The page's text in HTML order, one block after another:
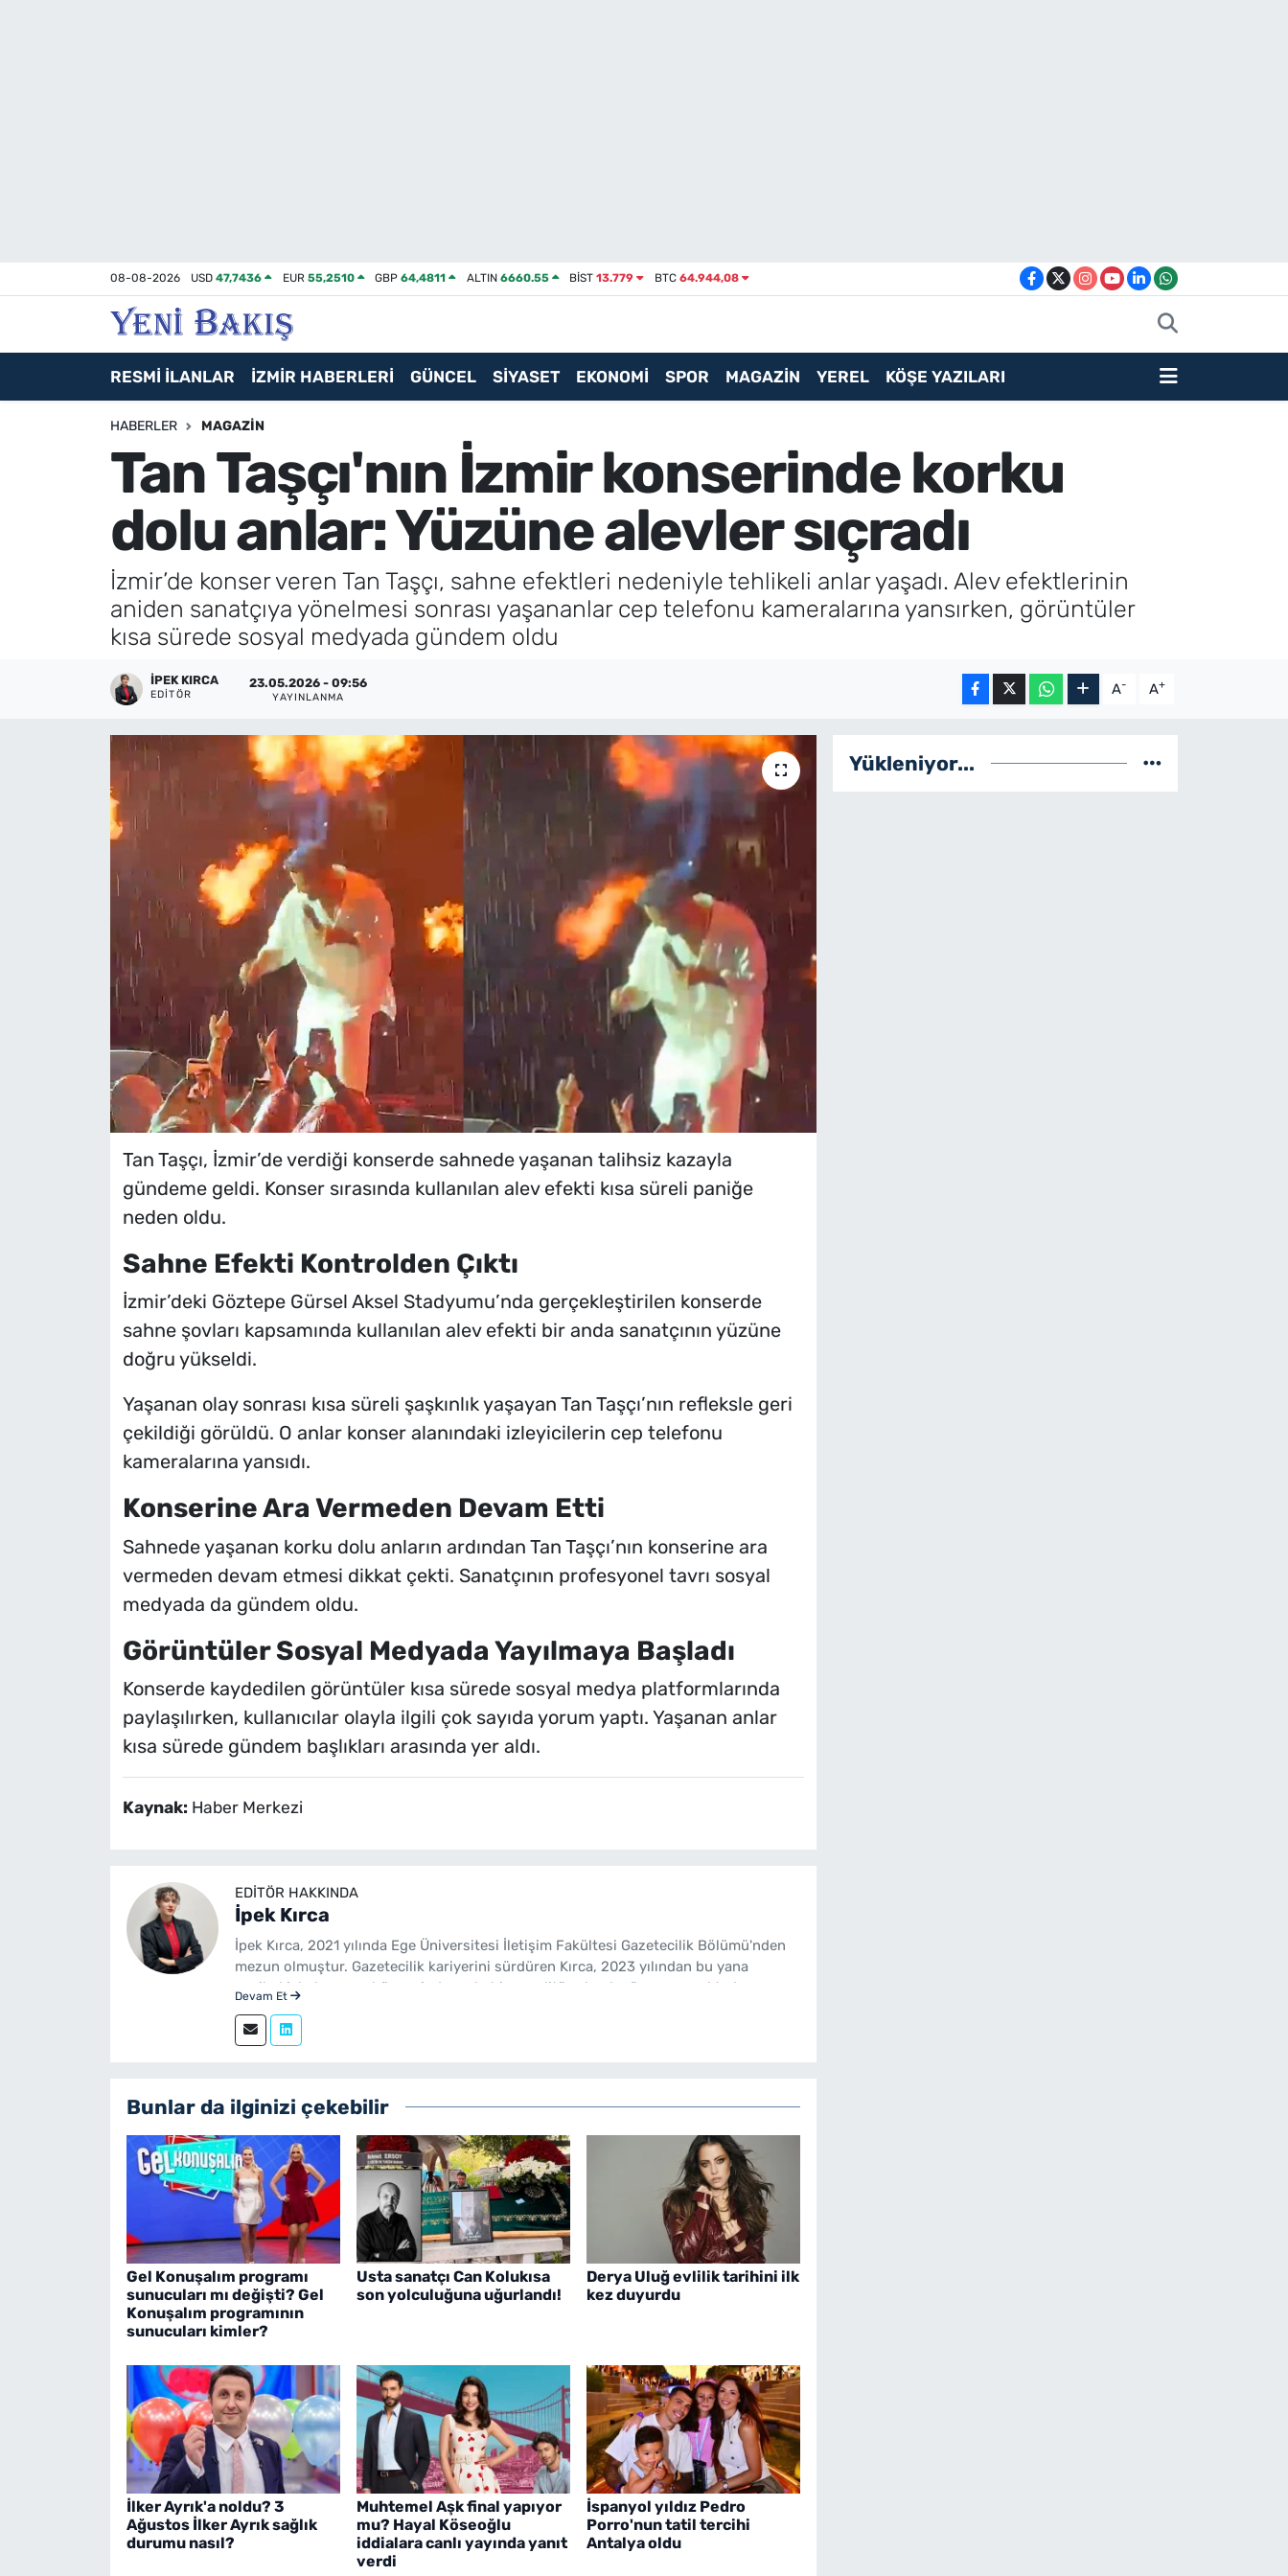
08-08-2026 USD47,7436 EUR 55,2510 GBP64,4811 ALTIN 6660.55 BİST13.779 BTC 64.944,08
RESMİ İLANLAR İZMİR HABERLERİ GÜNCEL SİYASET EKONOMİ SPOR MAGAZİN YEREL KÖŞE YAZILARI
HABERLER MAGAZIN
Tan Taşçı'nın İzmir konserinde korku
dolu anlar: Yüzüne alevler sıçradı
İzmir’de konser veren Tan Taşçı, sahne efektleri nedeniyle tehlikeli anlar yaşadı. Alev efektlerinin
aniden sanatçıya yönelmesi sonrası yaşananlar cep telefonu kameralarına yansırken, görüntüler
kısa sürede sosyal medyada gündem oldu
İPEK KIRCA
EDITÖR
23.05.2026 - 09:56
YAYINLANMA A- A+
Tan Taşçı, İzmir’de verdiği konserde sahnede yaşanan talihsiz kazayla
gündeme geldi. Konser sırasında kullanılan alev efekti kısa süreli paniğe
neden oldu.
Sahne Efekti Kontrolden Çıktı
İzmir’deki Göztepe Gürsel Aksel Stadyumu’nda gerçekleştirilen konserde
sahne şovları kapsamında kullanılan alev efekti bir anda sanatçının yüzüne
doğru yükseldi.
Yaşanan olay sonrası kısa süreli şaşkınlık yaşayan Tan Taşçı’nın refleksle geri
çekildiği görüldü. O anlar konser alanındaki izleyicilerin cep telefonu
kameralarına yansıdı.
Konserine Ara Vermeden Devam Etti
Sahnede yaşanan korku dolu anların ardından Tan Taşçı’nın konserine ara
vermeden devam etmesi dikkat çekti. Sanatçının profesyonel tavrı sosyal
medyada da gündem oldu.
Görüntüler Sosyal Medyada Yayılmaya Başladı
Konserde kaydedilen görüntüler kısa sürede sosyal medya platformlarında
paylaşılırken, kullanıcılar olayla ilgili çok sayıda yorum yaptı. Yaşanan anlar
kısa sürede gündem başlıkları arasında yer aldı.
Kaynak: Haber Merkezi
EDITÖR HAKKINDA
İpek Kırca
İpek Kırca, 2021 yılında Ege Üniversitesi İletişim Fakültesi Gazetecilik Bölümü'nden
mezun olmuştur. Gazetecilik kariyerini sürdüren Kırca, 2023 yılından bu yana
yenibakishaber.com bünyesinde muhabir ve editör olarak görev yapmaktadır.
Devam Et
Bunlar da ilginizi çekebilir
Gel Konuşalım programı
sunucuları mı değişti? Gel
Konuşalım programının
sunucuları kimler?
Usta sanatçı Can Kolukısa
son yolculuğuna uğurlandı!
Derya Uluğ evlilik tarihini ilk
kez duyurdu
İlker Ayrık'a noldu? 3
Ağustos İlker Ayrık sağlık
durumu nasıl?
Muhtemel Aşk final yapıyor
mu? Hayal Köseoğlu
iddialara canlı yayında yanıt
verdi
İspanyol yıldız Pedro
Porro'nun tatil tercihi
Antalya oldu
Yükleniyor...
Asayiş / Polis-Adliye
Magazin